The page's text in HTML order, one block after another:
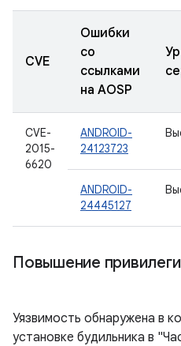
CVE
Ошибки
со
ссылками
на AOSP
CVE-
2015-
6620
ANDROID-
24123723
ANDROID-
24445127
Повышение
Уязвимость обнаружена в
установке будильника в